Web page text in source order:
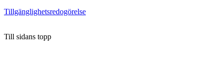
Tillgänglighetsredogörelse
Till sidans topp